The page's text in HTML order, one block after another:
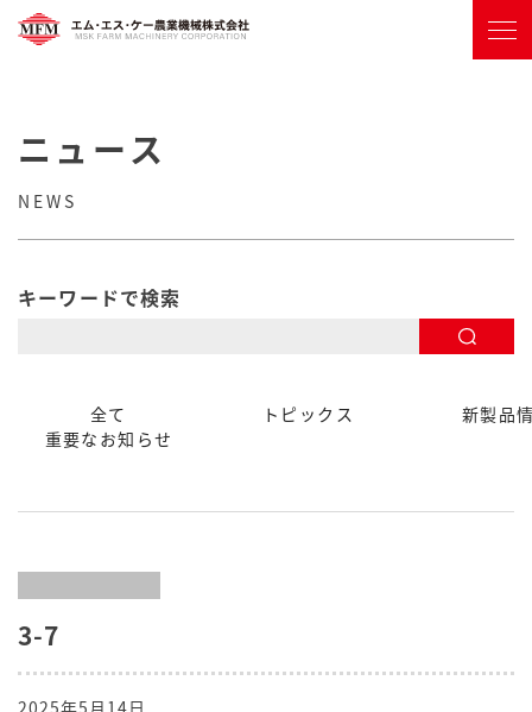
ニュース
NEWS
キーワードで検索
全て トピックス
新製品
重要なお知らせ
3-7
2025年5月14日